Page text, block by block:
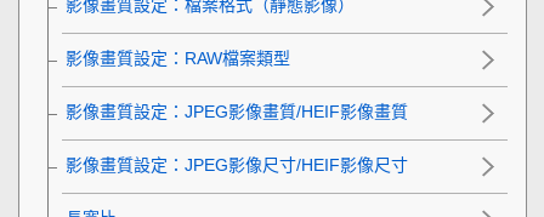
影像畫質設定 ： 檔案格式 （靜態影像）
影像畫質設定 ： RAW檔案類型
影像畫質設定 ： JPEG影像畫質/HEIF影像畫質
影像畫質設定 ： JPEG影像尺寸/HEIF影像尺寸